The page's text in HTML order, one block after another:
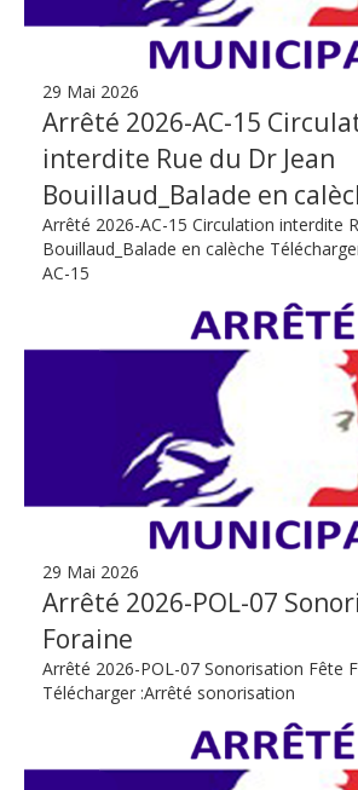
29 Mai 2026
Arrêté 2026-AC-15
interdite Rue du Dr Jean
Bouillaud_Balade en
Arrêté 2026-AC-15 Circulation interdite
Bouillaud_Balade en calèche
AC-15
29 Mai 2026
Arrêté 2026-POL-07
Foraine
Arrêté 2026-POL-07 Sonorisation Fête
Télécharger :Arrêté sonorisation